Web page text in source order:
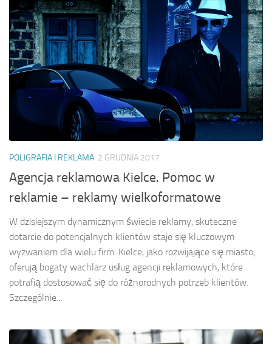
POLIGRAFIA I REKLAMA 2 GRUDNIA 2017
Agencja reklamowa Kielce. Pomoc w
reklamie – reklamy wielkoformatowe
W dzisiejszym dynamicznym świecie reklamy, skuteczne
dotarcie do potencjalnych klientów staje się kluczowym
wyzwaniem dla wielu firm. Kielce, jako rozwijające się miasto,
oferują bogaty wachlarz usług agencji reklamowych, które
potrafią dostosować się do różnorodnych potrzeb klientów.
Szczególnie...